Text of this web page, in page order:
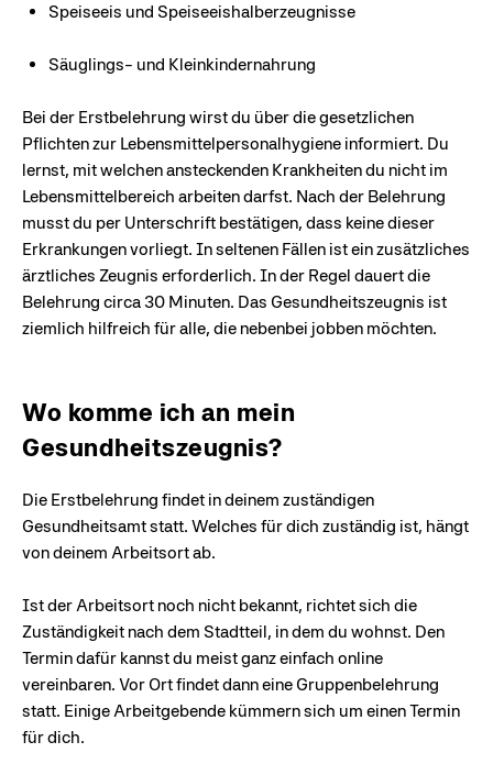
Speiseeis und Speiseeishalberzeugnisse
Säuglings- und Kleinkindernahrung
Bei der Erstbelehrung wirst du über die gesetzlichen
Pflichten zur Lebensmittelpersonalhygiene informiert. Du
lernst, mit welchen ansteckenden Krankheiten du nicht im
Lebensmittelbereich arbeiten darfst. Nach der Belehrung
musst du per Unterschrift bestätigen, dass keine dieser
Erkrankungen vorliegt. In seltenen Fällen ist ein zusätzliches
ärztliches Zeugnis erforderlich. In der Regel dauert die
Belehrung circa 30 Minuten. Das Gesundheitszeugnis ist
ziemlich hilfreich für alle, die nebenbei jobben möchten.
Wo komme ich an mein
Gesundheitszeugnis?
Die Erstbelehrung findet in deinem zuständigen
Gesundheitsamt statt. Welches für dich zuständig ist, hängt
von deinem Arbeitsort ab.
Ist der Arbeitsort noch nicht bekannt, richtet sich die
Zuständigkeit nach dem Stadtteil, in dem du wohnst. Den
Termin dafür kannst du meist ganz einfach online
vereinbaren. Vor Ort findet dann eine Gruppenbelehrung
statt. Einige Arbeitgebende kümmern sich um einen Termin
für dich.